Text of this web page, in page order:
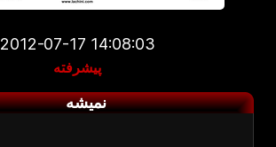
2012-07-17 14:08:03
پیشرفته
نمیشه